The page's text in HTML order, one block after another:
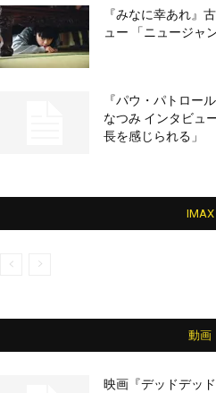
『みなに幸あれ』
ュー 「ニュージャ
『パウ・パトロー
なつみ インタビュ
長を感じられる」
IMAX
動画
映画『デッドデッ